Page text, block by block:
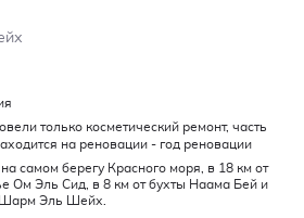
только косметический ремонт, часть
на реновации - год реновации
самом берегу Красного моря, в 18 км от
Ом Эль Сид, в 8 км от бухты Наама Бей и
Шарм Эль Шейх.